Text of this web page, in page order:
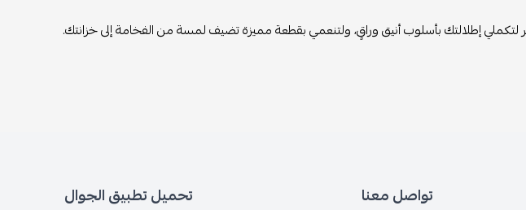
لتكملي إطلالتك بأسلوب أنيق وراقٍ، ولتنعمي بقطعة مميزة تضيف لمسة من الفخامة إلى خزانتك.
تواصل معنا تحميل تطبيق الجوال